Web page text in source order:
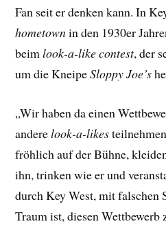
Fan seit er denken kann. In
hometownin den 1930er
beimlook-a-like contest, der
um die KneipeSloppy Joe’s
„Wir haben da einen
anderelook-a-likes
fröhlich auf der Bühne,
ihn, trinken wie er und
durch Key West, mit falschen
Traum ist, diesen Wettbewerb